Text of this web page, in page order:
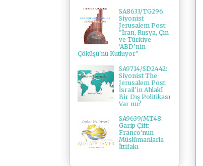
SA8633/TG296:
Siyonist
Jerusalem Post:
"İran, Rusya, Çin
ve Türkiye
'ABD’nin
Çöküşü'nü Kutluyor"
SA9714/SD2442:
Siyonist The
Jerusalem Post:
İsrail'in Ahlakî
Bir Dış Politikası
Var mı?
SA9639/MT48:
Garip Çift:
Franco'nun
Müslümanlarla
İttifakı